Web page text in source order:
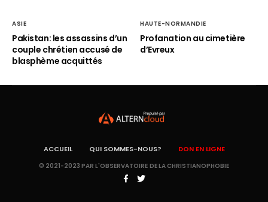
ASIE
Pakistan: les assassins d’un
couple chrétien accusé de
blasphème acquittés
HAUTE-NORMANDIE
Profanation au cimetière
d’Evreux
ACCUEIL QUI SOMMES-NOUS? DON EN LIGNE
© 2021-2023 PAR L'OBSERVATOIRE DE LA CHRISTIANOPHOBIE